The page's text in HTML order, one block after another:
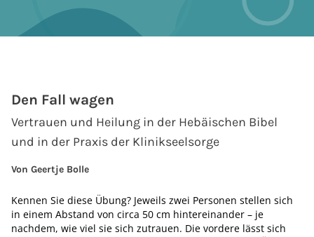
Den Fall wagen
Vertrauen und Heilung in der Hebäischen Bibel
und in der Praxis der Klinikseelsorge
Von Geertje Bolle
Kennen Sie diese Übung? Jeweils zwei Personen stellen sich
in einem Abstand von circa 50 cm hintereinander – je
nachdem, wie viel sie sich zutrauen. Die vordere lässt sich